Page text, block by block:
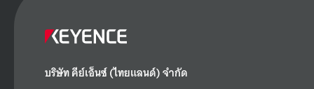
บริษัท คีย์เอ็นซ์ (ไทยแลนด์) จำกัด